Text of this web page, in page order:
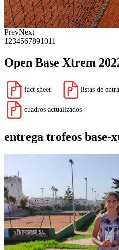
PrevNext
1 234567891011
Open Base Xtrem
fact sheet listas de
cuadros actualizados
entrega trofeos base-